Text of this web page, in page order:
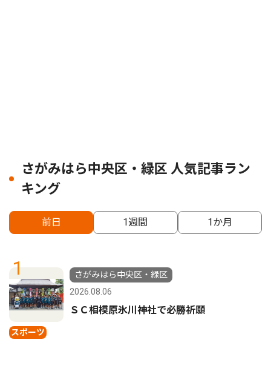
さがみはら中央区・緑区 人気記事ラン
キング
前日 1週間 1か月
1
スポーツ
さがみはら中央区・緑区
2026.08.06
ＳＣ相模原氷川神社で必勝祈願